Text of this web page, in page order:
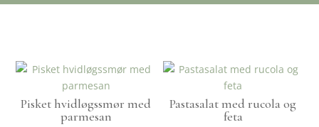
Pisket hvidløgssmør med
parmesan
Pastasalat med rucola og
feta